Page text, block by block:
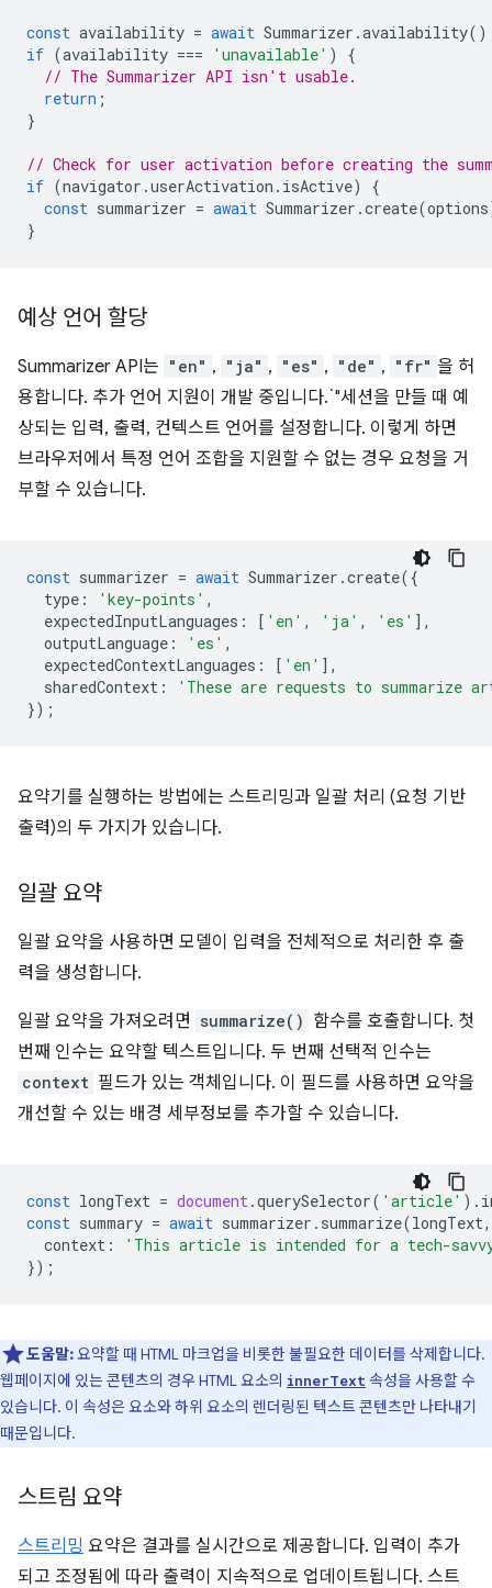
const availability = await Summarizer .availability
if (availability === 'unavailable' )
{
// The Summarizer API isn't usable.
return ;
}
// Check for user activation before creating the
if (navigator .userActivation . isActive)
{
const summarizer = await Summarizer .create(options
}
예상 언어 할당
Summarizer API는 "en" , "ja" , "es" , "de" , "fr" 을 허
용합니다. 추가 언어 지원이 개발 중입니다.`"세션을 만들 때 예
상되는 입력, 출력, 컨텍스트 언어를 설정합니다. 이렇게 하면
브라우저에서 특정 언어 조합을 지원할 수 없는 경우 요청을 거
부할 수 있습니다.
const summarizer = await Summarizer .create({
type : 'key-points' ,
expectedInputLanguages : [ 'en' , 'ja' , 'es' ],
outputLanguage : 'es' ,
expectedContextLanguages : [ 'en' ],
sharedContext :
'These are requests to summarize
});
요약기를 실행하는 방법에는 스트리밍과 일괄 처리 (요청 기반
출력)의 두 가지가 있습니다.
일괄 요약
일괄 요약을 사용하면 모델이 입력을 전체적으로 처리한 후 출
력을 생성합니다.
일괄 요약을 가져오려면 summarize() 함수를 호출합니다. 첫
번째 인수는 요약할 텍스트입니다. 두 번째 선택적 인수는
context 필드가 있는 객체입니다. 이 필드를 사용하면 요약을
개선할 수 있는 배경 세부정보를 추가할 수 있습니다.
const longText = document.querySelector( 'article' ).
const summary = await summarizer . summarize(longText,
context :
'This article is intended for a tech-
});
도움말:요약할 때 HTML 마크업을 비롯한 불필요한 데이터를 삭제합니다.
웹페이지에 있는 콘텐츠의 경우 HTML 요소의 innerText 속성을 사용할 수
있습니다. 이 속성은 요소와 하위 요소의 렌더링된 텍스트 콘텐츠만 나타내기
때문입니다.
스트림 요약
스트리밍 요약은 결과를 실시간으로 제공합니다. 입력이 추가
되고 조정됨에 따라 출력이 지속적으로 업데이트됩니다. 스트